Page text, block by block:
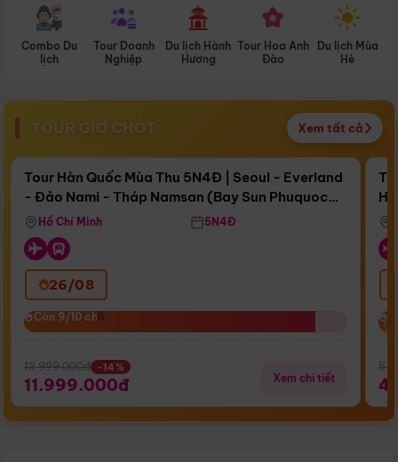
Combo Du
lịch
Tour Doanh
Nghiệp
Du lịch Hành
Hương
Tour Hoa Anh
Đào
Du lịch Mùa
Hè
TOUR GIỜ CHÓT Xem tất cả
Còn16 ngày 14:06:47
Bay Sun Phuquoc Airways
Điểm nổi bật
Tour Hàn Quốc Mùa Thu 5N4Đ | Seoul - Everland
- Đảo Nami - Tháp Namsan (Bay Sun Phuquoc
Airways)
Hồ Chí Minh 5N4Đ
26/08
Còn 9/10 chỗ
Còn 9/10 chỗ
13.999.000đ -14%
11.999.000đ Xem chi tiết